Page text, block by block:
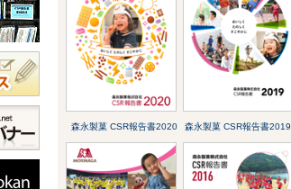
森永製菓 CSR報告書2020 森永製菓 CSR報告書2019